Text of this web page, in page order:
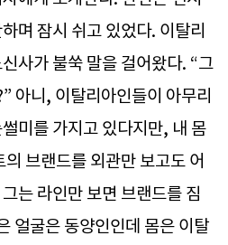
며 잠시 쉬고 있었다. 이탈리
사가 불쑥 말을 걸어왔다. “그
아니, 이탈리아인들이 아무리
미를 가지고 있다지만, 내 몸
브랜드를 외관만 보고도 어
는 라인만 보면 브랜드를 짐
얼굴은 동양인인데 몸은 이탈